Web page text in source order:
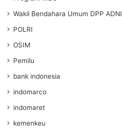
Wakil Bendahara Umum DPP ADNI
POLRI
OSIM
Pemilu
bank indonesia
indomarco
indomaret
kemenkeu